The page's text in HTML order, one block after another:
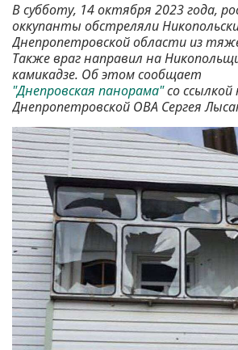
В субботу, 14 октября 2023 года,
оккупанты обстреляли
Днепропетровской области из
Также враг направил на
камикадзе. Об этом сообщает
"Днепровская панорама"со ссылкой
Днепропетровской ОВА Сергея